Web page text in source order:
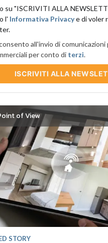
su "ISCRIVITI ALLA
l' Informativa Privacye di voler
all'invio di comunicazioni
per conto di terzi.
ISCRIVITI ALLA
of View
STORY